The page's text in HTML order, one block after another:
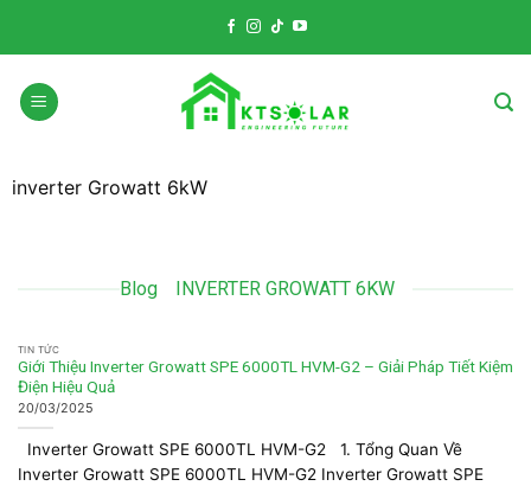
inverter Growatt 6kW
Blog INVERTER GROWATT 6KW
TIN TỨC
Giới Thiệu Inverter Growatt SPE 6000TL HVM-G2 – Giải Pháp Tiết Kiệm
Điện Hiệu Quả
20/03/2025
Inverter Growatt SPE 6000TL HVM-G2 1. Tổng Quan Về
Inverter Growatt SPE 6000TL HVM-G2 Inverter Growatt SPE